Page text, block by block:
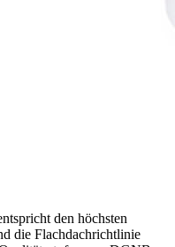
den höchsten
die Flachdachrichtlinie